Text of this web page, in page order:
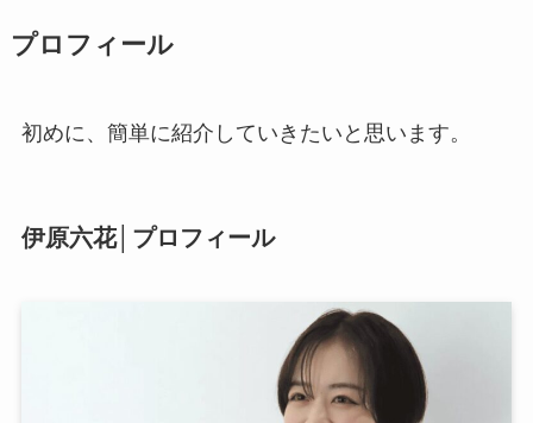
プロフィール
初めに、簡単に紹介していきたいと思います。
伊原六花│プロフィール